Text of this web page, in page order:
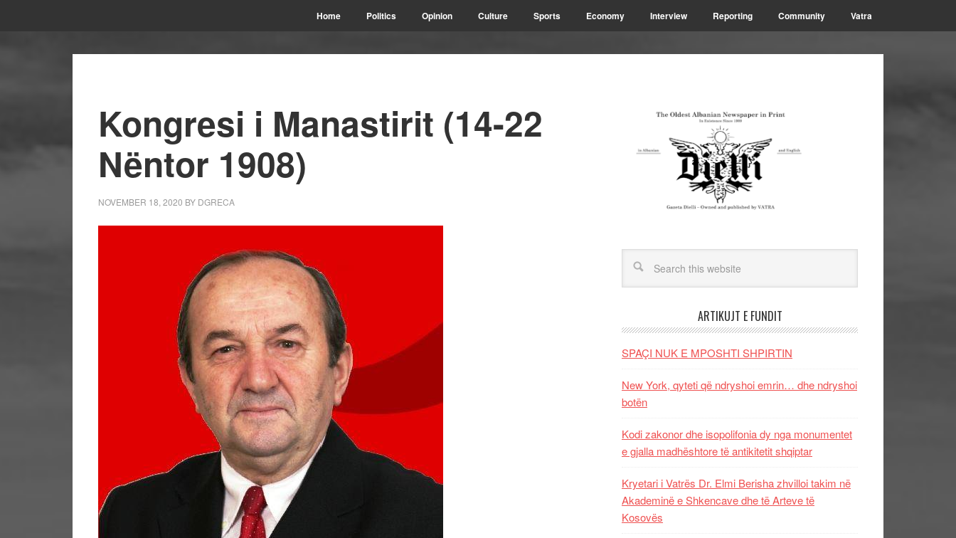
Home Politics Opinion Culture Sports Economy Interview Reporting Community Vatra
Kongresi i Manastirit (14-22
Nëntor 1908)
NOVEMBER 18, 2020 BY DGRECA
ARTIKUJT E FUNDIT
SPAÇI NUK E MPOSHTI SHPIRTIN
New York, qyteti që ndryshoi emrin… dhe ndryshoi
botën
Kodi zakonor dhe isopolifonia dy nga monumentet
e gjalla madhështore të antikitetit shqiptar
Kryetari i Vatrës Dr. Elmi Berisha zhvilloi takim në
Akademinë e Shkencave dhe të Arteve të
Kosovës